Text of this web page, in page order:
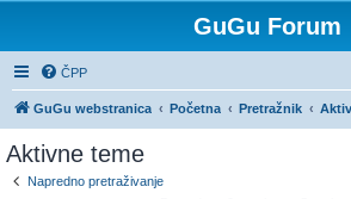
GuGu Forum
ČPP
GuGu webstranica Početna Pretražnik
Aktivne teme
Napredno pretraživanje